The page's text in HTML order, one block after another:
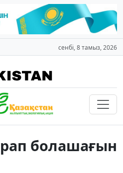
сенбі, 8 тамыз, 2026
болашағын